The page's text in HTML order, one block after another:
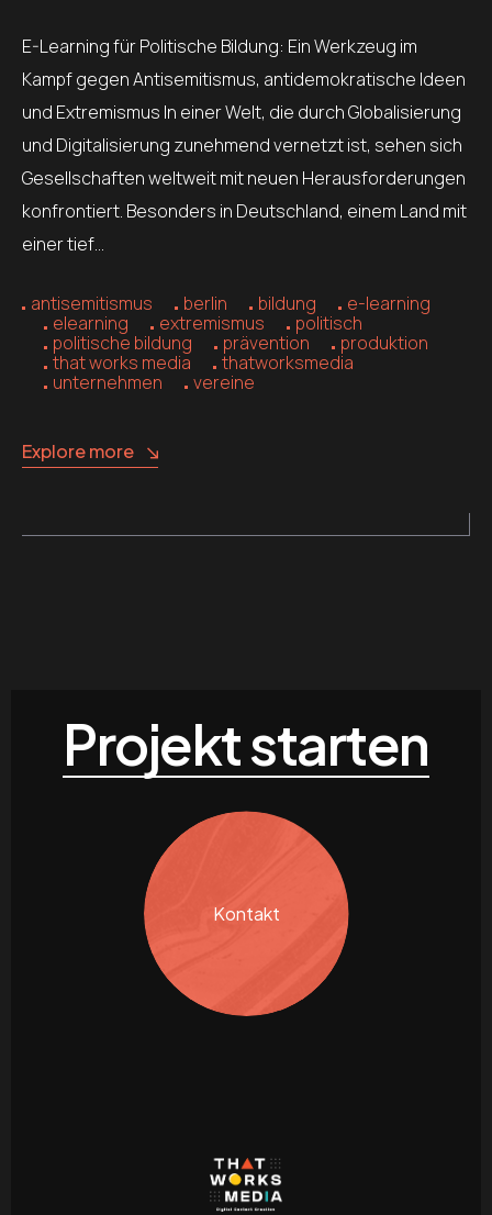
E-Learning für Politische Bildung: Ein Werkzeug im
Kampf gegen Antisemitismus, antidemokratische Ideen
und Extremismus In einer Welt, die durch Globalisierung
und Digitalisierung zunehmend vernetzt ist, sehen sich
Gesellschaften weltweit mit neuen Herausforderungen
konfrontiert. Besonders in Deutschland, einem Land mit
einer tief…
antisemitismus berlin bildung
e-learning
elearning
extremismus
politisch
politische bildung
prävention
produktion
that works media
thatworksmedia
unternehmen
vereine
Explore more
Projekt starten
Kontakt